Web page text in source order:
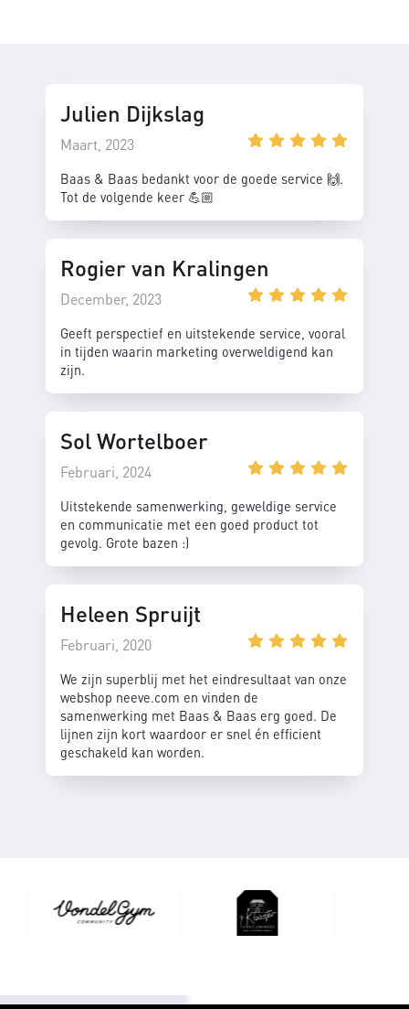
Julien Dijkslag
Maart, 2023
Baas & Baas bedankt voor de goede service 🙌.
Tot de volgende keer 💪🏼
Rogier van Kralingen
December, 2023
Geeft perspectief en uitstekende service, vooral
in tijden waarin marketing overweldigend kan
zijn.
Sol Wortelboer
Februari, 2024
Uitstekende samenwerking, geweldige service
en communicatie met een goed product tot
gevolg. Grote bazen :)
Heleen Spruijt
Februari, 2020
We zijn superblij met het eindresultaat van onze
webshop neeve.com en vinden de
samenwerking met Baas & Baas erg goed. De
lijnen zijn kort waardoor er snel én efficient
geschakeld kan worden.